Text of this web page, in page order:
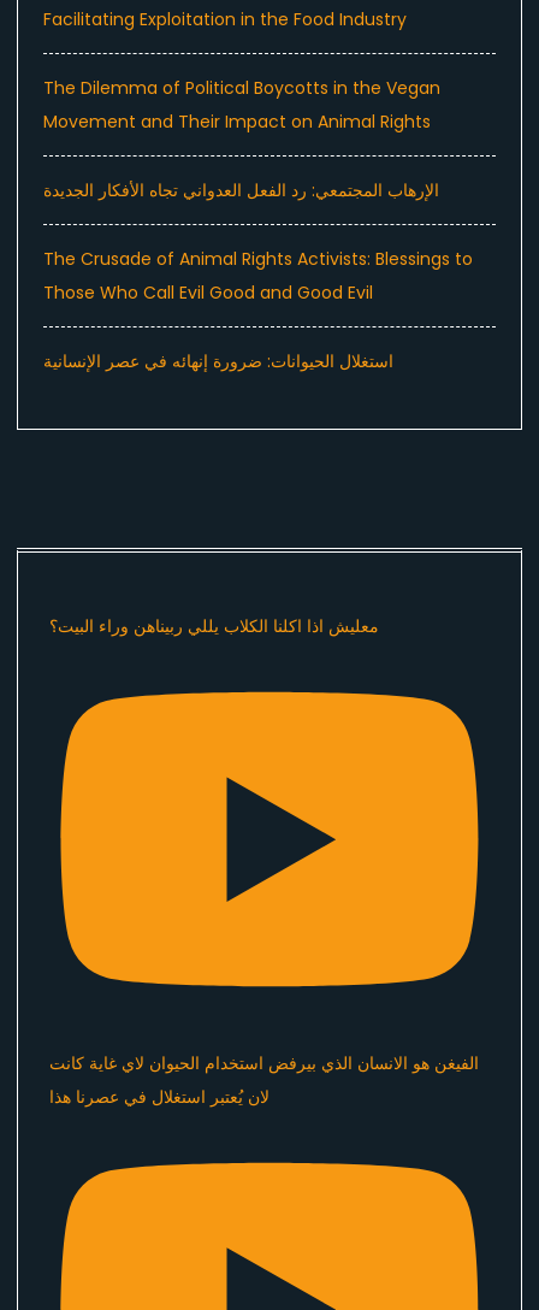
Facilitating Exploitation in the Food Industry
The Dilemma of Political Boycotts in the Vegan
Movement and Their Impact on Animal Rights
الإرهاب المجتمعي: رد الفعل العدواني تجاه الأفكار الجديدة
The Crusade of Animal Rights Activists: Blessings to
Those Who Call Evil Good and Good Evil
استغلال الحيوانات: ضرورة إنهائه في عصر الإنسانية
معليش اذا اكلنا الكلاب يللي ربيناهن وراء البيت؟
الفيغن هو الانسان الذي بيرفض استخدام الحيوان لاي غاية كانت